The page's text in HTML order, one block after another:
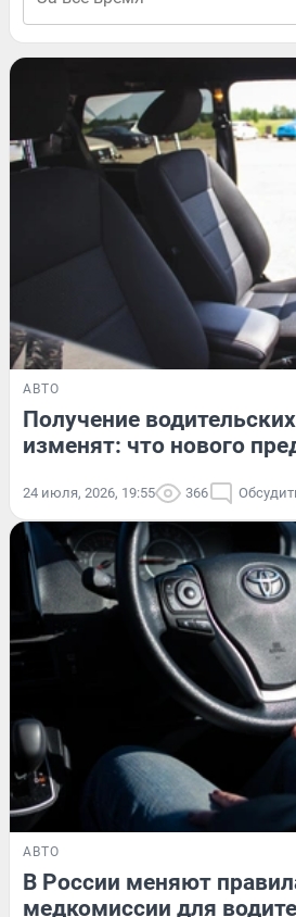
АВТО
Получение
изменят: что нового
24 июля, 2026, 19:55 366
АВТО
В России меняют
медкомиссии для